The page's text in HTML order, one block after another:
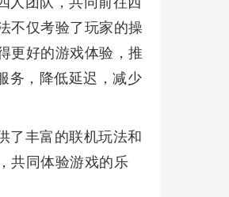
不仅考验了玩家的操
更好的游戏体验，推
务，降低延迟，减少
了丰富的联机玩法和
共同体验游戏的乐